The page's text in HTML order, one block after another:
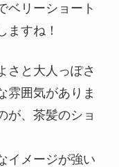
ベリーショート
ますね！
さと大人っぽさ
雰囲気がありま
が、茶髪のショ
イメージが強い